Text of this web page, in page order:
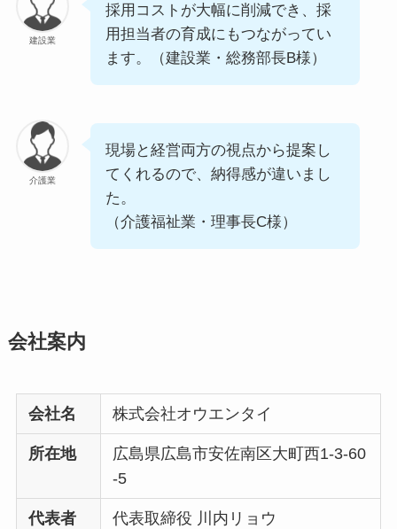
建設業
採用コストが大幅に削減でき、採
用担当者の育成にもつながってい
ます。（建設業・総務部長B様）
介護業
現場と経営両方の視点から提案し
てくれるので、納得感が違いまし
た。
（介護福祉業・理事長C様）
会社案内
会社名 株式会社オウエンタイ
所在地
広島県広島市安佐南区大町西1-3-60
-5
代表者 代表取締役 川内リョウ